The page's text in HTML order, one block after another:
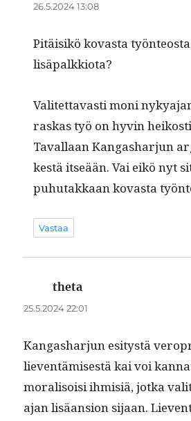
26.5.2024 13:08
Pitäisikö kovas­ta
lisäpalkkiota?
Valitet­tavasti moni
raskas työ on hyvin
Taval­laan Kan­gashar­jun
kestä itseään. Vai eikö nyt
puhutakkaan kovas­ta
Vastaa
theta
25.5.2024 22:01
Kan­gashar­jun esi­tys­tä
lieven­tämis­es­tä kai voi
moral­isoisi ihmisiä, jot­ka
ajan lisäan­sion sijaan.